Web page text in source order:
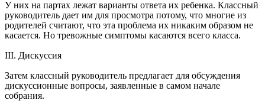
У них на партах лежат варианты ответа их ребенка. Классный
руководитель дает им для просмотра потому, что многие из
родителей считают, что эта проблема их никаким образом не
касается. Но тревожные симптомы касаются всего класса.
III. Дискуссия
Затем классный руководитель предлагает для обсуждения
дискуссионные вопросы, заявленные в самом начале
собрания.